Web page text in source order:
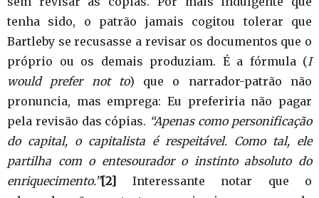
tenha sido, o patrão jamais cogitou tolerar que
Bartleby se recusasse a revisar os documentos que o
próprio ou os demais produziam. É a fórmula (I
would prefer not to) que o narrador-patrão não
pronuncia, mas emprega: Eu preferiria não pagar
pela revisão das cópias. “Apenas como personificação
do capital, o capitalista é respeitável. Como tal, ele
partilha com o entesourador o instinto absoluto do
enriquecimento.”[2] Interessante notar que o